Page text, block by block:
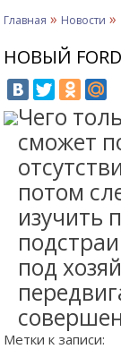
Главная » Новости »
НОВЫЙ
Чего
сможет
потом
изучить
под
Метки к записи: